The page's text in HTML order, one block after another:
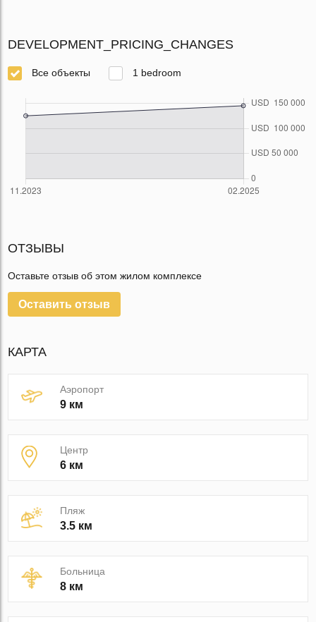
DEVELOPMENT_PRICING_CHANGES
Все объекты 1 bedroom
ОТЗЫВЫ
Оставьте отзыв об этом жилом комплексе
Оставить отзыв
КАРТА
Аэропорт
9 км
Центр
6 км
Пляж
3.5 км
Больница
8 км